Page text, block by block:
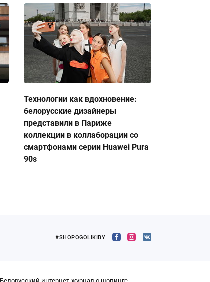
Технологии как вдохновение:
белорусские дизайнеры
представили в Париже
коллекции в коллаборации со
смартфонами серии Huawei Pura
90s
#SHOPOGOLIKIBY